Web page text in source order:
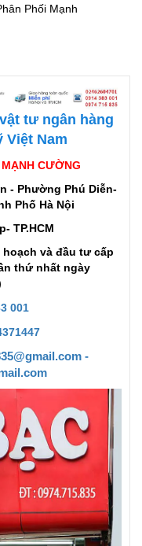
Phối Mạnh
tư ngân hàng
Việt Nam
CƯỜNG
- Phường Phú Diễn-
Phố Hà Nội
TP.HCM
hoạch và đầu tư cấp
thứ nhất ngày
001
-